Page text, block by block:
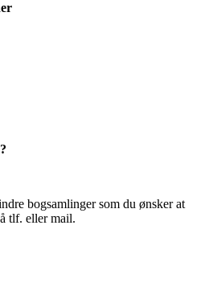
bogsamlinger som du ønsker at
tlf. eller mail.